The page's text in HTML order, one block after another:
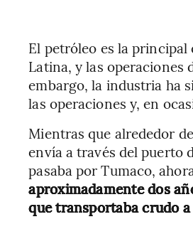
El petróleo es la
Latina, y las operaciones
embargo, la industria ha
las operaciones y, en
Mientras que alrededor
envía a través del puerto
pasaba por Tumaco,
aproximadamente dos
que transportaba crudo